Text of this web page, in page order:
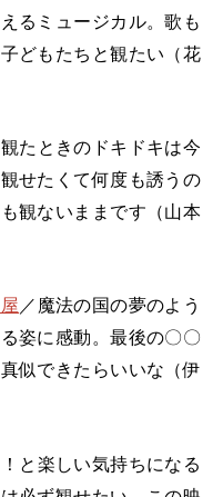
るミュージカル。歌も
どもたちと観たい（花
たときのドキドキは今
せたくて何度も誘うの
観ないままです（山本
／魔法の国の夢のよう
姿に感動。最後の〇〇
似できたらいいな（伊
と楽しい気持ちになる